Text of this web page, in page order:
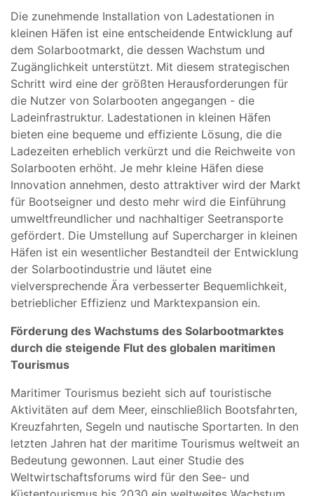
Die zunehmende Installation von Ladestationen in
kleinen Häfen ist eine entscheidende Entwicklung auf
dem Solarbootmarkt, die dessen Wachstum und
Zugänglichkeit unterstützt. Mit diesem strategischen
Schritt wird eine der größten Herausforderungen für
die Nutzer von Solarbooten angegangen - die
Ladeinfrastruktur. Ladestationen in kleinen Häfen
bieten eine bequeme und effiziente Lösung, die die
Ladezeiten erheblich verkürzt und die Reichweite von
Solarbooten erhöht. Je mehr kleine Häfen diese
Innovation annehmen, desto attraktiver wird der Markt
für Bootseigner und desto mehr wird die Einführung
umweltfreundlicher und nachhaltiger Seetransporte
gefördert. Die Umstellung auf Supercharger in kleinen
Häfen ist ein wesentlicher Bestandteil der Entwicklung
der Solarbootindustrie und läutet eine
vielversprechende Ära verbesserter Bequemlichkeit,
betrieblicher Effizienz und Marktexpansion ein.
Förderung des Wachstums des Solarbootmarktes
durch die steigende Flut des globalen maritimen
Tourismus
Maritimer Tourismus bezieht sich auf touristische
Aktivitäten auf dem Meer, einschließlich Bootsfahrten,
Kreuzfahrten, Segeln und nautische Sportarten. In den
letzten Jahren hat der maritime Tourismus weltweit an
Bedeutung gewonnen. Laut einer Studie des
Weltwirtschaftsforums wird für den See- und